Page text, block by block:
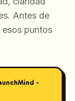
Antes de
esos puntos
-